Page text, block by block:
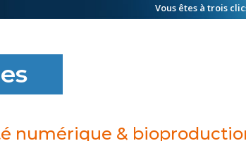
Vous êtes à trois
numérique &